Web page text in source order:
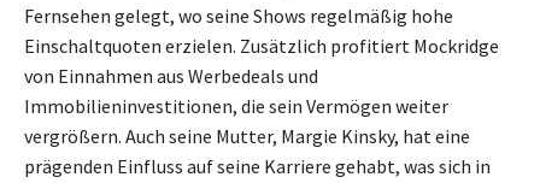
Fernsehen gelegt, wo seine Shows regelmäßig hohe
Einschaltquoten erzielen. Zusätzlich profitiert Mockridge
von Einnahmen aus Werbedeals und
Immobilieninvestitionen, die sein Vermögen weiter
vergrößern. Auch seine Mutter, Margie Kinsky, hat eine
prägenden Einfluss auf seine Karriere gehabt, was sich in